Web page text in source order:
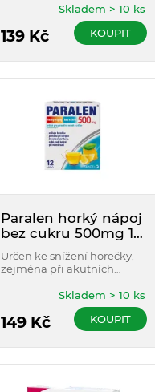
dvě léčivé látky -
paracetamol a ibuprofen.
139 Kč
Skladem > 10 ks
KOUPIT
Paralen horký nápoj
bez cukru 500mg 12
sáčků
Určen ke snížení horečky,
zejména při akutních
jako je chřipka, nachlazení
nebo jiná infekční
onemocnění.
149 Kč
Skladem > 10 ks
KOUPIT